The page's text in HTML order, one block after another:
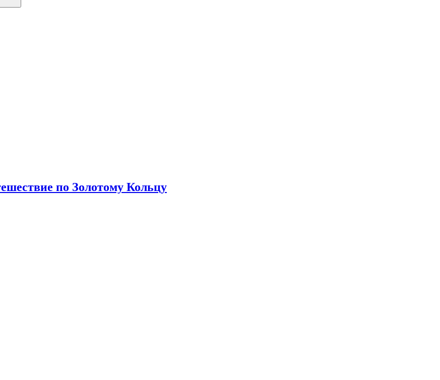
по Золотому Кольцу